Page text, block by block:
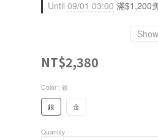
Until 09/01 03:00 滿$1,200
NT$2,380
Color : 銀
銀 金
Quantity